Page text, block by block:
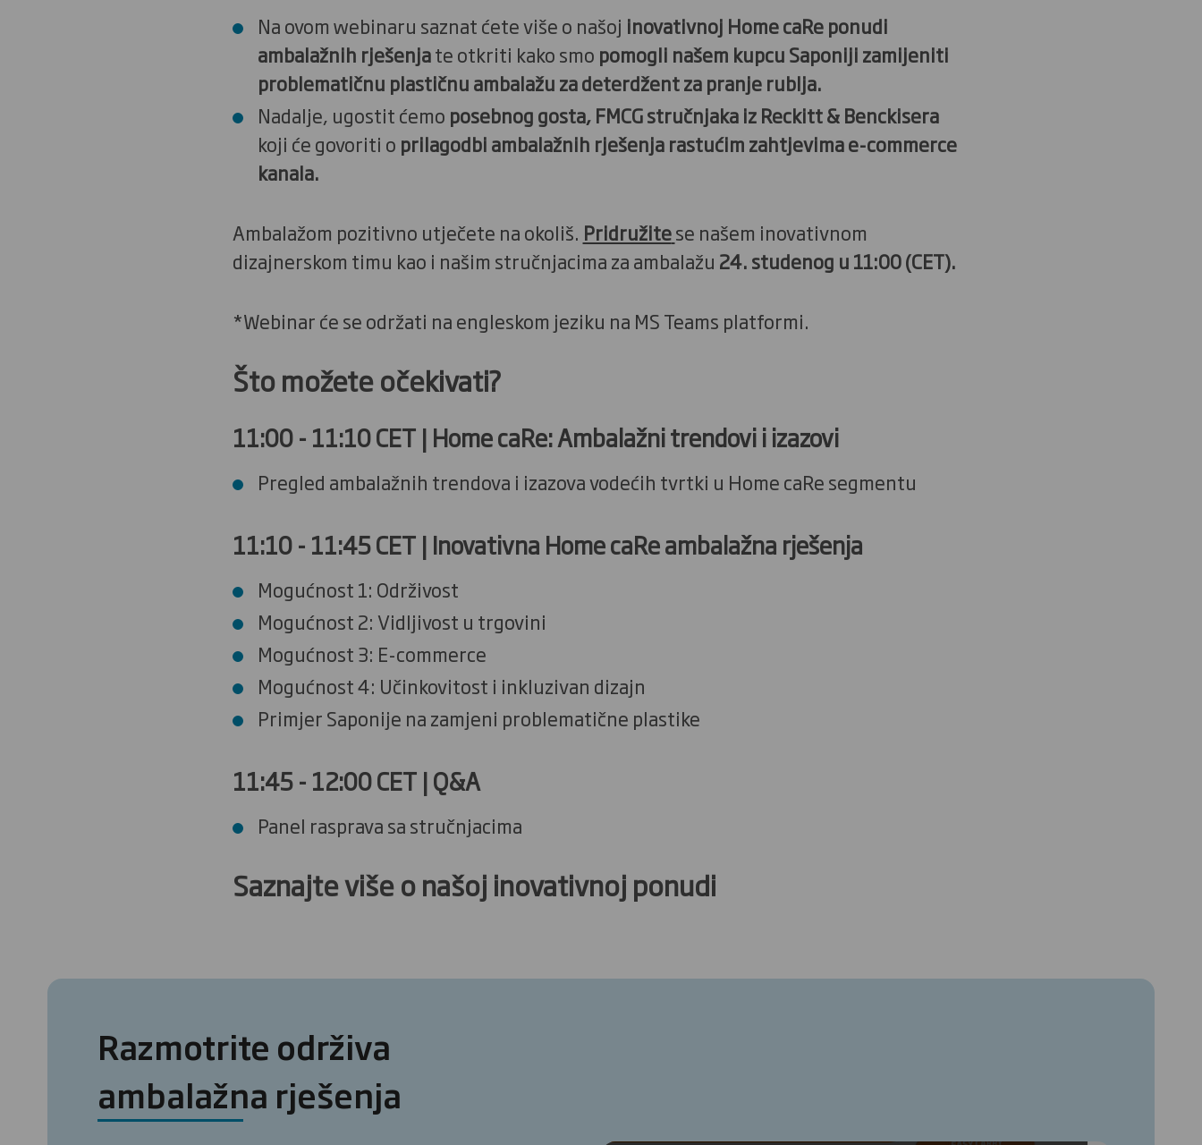
Na ovom webinaru saznat ćete više o našoj inovativnoj Home caRe ponudi
ambalažnih rješenjate otkriti kako smo pomogli našem kupcu Saponiji zamijeniti
problematičnu plastičnu ambalažu za deterdžent za pranje rublja.
Nadalje, ugostit ćemo posebnog gosta, FMCG stručnjaka iz Reckitt & Benckisera
koji će govoriti o prilagodbi ambalažnih rješenja rastućim zahtjevima e-commerce
kanala.
Ambalažom pozitivno utječete na okoliš. Pridružitese našem inovativnom
dizajnerskom timu kao i našim stručnjacima za ambalažu 24. studenog u 11:00 (CET).
*Webinar će se održati na engleskom jeziku na MS Teams platformi.
Što možete očekivati?
11:00 - 11:10 CET | Home caRe: Ambalažni trendovi i izazovi
Pregled ambalažnih trendova i izazova vodećih tvrtki u Home caRe segmentu
11:10 - 11:45 CET | Inovativna Home caRe ambalažna rješenja
Mogućnost 1: Održivost
Mogućnost 2: Vidljivost u trgovini
Mogućnost 3: E-commerce
Mogućnost 4: Učinkovitost i inkluzivan dizajn
Primjer Saponije na zamjeni problematične plastike
11:45 - 12:00 CET |Q&A
Panel rasprava sa stručnjacima
Saznajte više o našoj inovativnoj ponudi
Razmotrite održiva
ambalažna rješenja